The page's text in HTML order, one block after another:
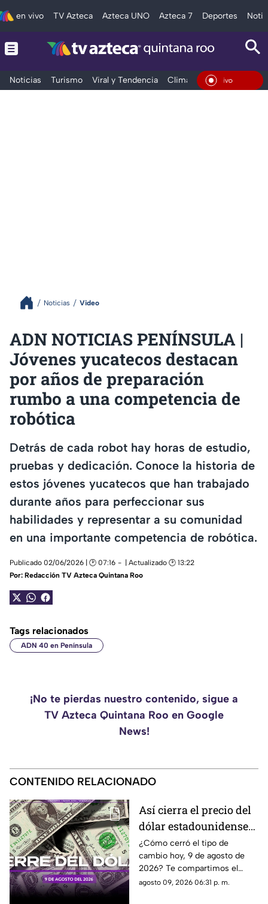
en vivo TV Azteca Azteca UNO Azteca 7 Deportes
Noticias Turismo Viral y Tendencia Clima Tráfico
En Vivo
Noticias Video
ADN NOTICIAS PENÍNSULA |
Jóvenes yucatecos destacan
por años de preparación
rumbo a una competencia de
robótica
Detrás de cada robot hay horas de estudio,
pruebas y dedicación. Conoce la historia de
estos jóvenes yucatecos que han trabajado
durante años para perfeccionar sus
habilidades y representar a su comunidad
en una importante competencia de robótica.
Publicado 02/06/2026 | 🕑 07:16
| Actualizado 🕑 13:22
Por: Redacción TV Azteca Quintana Roo
Tags relacionados
ADN 40 en Península
¡No te pierdas nuestro contenido, sigue a
TV Azteca Quintana Roo en Google
News!
CONTENIDO RELACIONADO
Así cierra el precio del
dólar estadounidense
HOY, domingo 9 de
agosto de 2026, en
Cancún
¿Cómo cerró el tipo de
cambio hoy, 9 de agosto de
2026? Te compartimos el
precio del dólar al cierre de
agosto 09, 2026 06:31 p. m.